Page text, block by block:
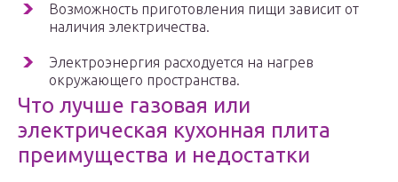
Возможность приготовления пищи зависит от
наличия электричества.
Электроэнергия расходуется на нагрев
окружающего пространства.
Что лучше газовая или
электрическая кухонная плита
преимущества и недостатки